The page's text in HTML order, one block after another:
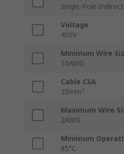
Single-Pole
Voltage
450V
Minimum Wire
10AWG
Cable CSA
35mm²
Maximum Wire
2AWG
Minimum
85°C